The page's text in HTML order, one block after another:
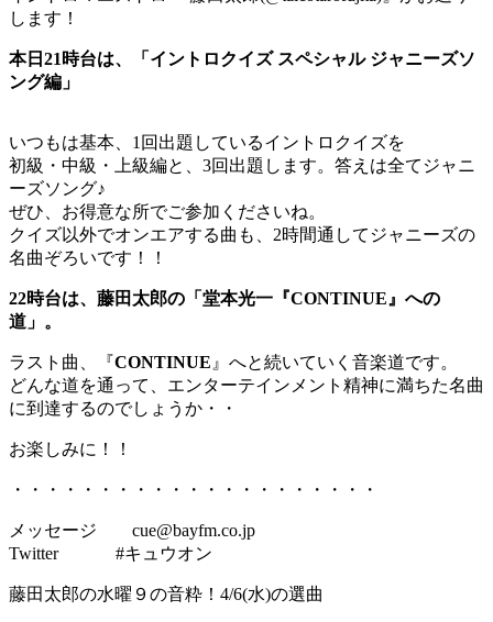
します！
本日21時台は、「イントロクイズ スペシャル ジャニーズソ
ング編」
いつもは基本、1回出題しているイントロクイズを
初級・中級・上級編と、3回出題します。答えは全てジャニ
ーズソング♪
ぜひ、お得意な所でご参加くださいね。
クイズ以外でオンエアする曲も、2時間通してジャニーズの
名曲ぞろいです！！
22時台は、藤田太郎の「堂本光一『CONTINUE』への
道」。
ラスト曲、『CONTINUE 』へと続いていく音楽道です。
どんな道を通って、エンターテインメント精神に満ちた名曲
に到達するのでしょうか・・
お楽しみに！！
・・・・・・・・・・・・・・・・・・・・・
メッセージ cue@bayfm.co.jp
Twitter #キュウオン
藤田太郎の水曜９の音粋！4/6(水)の選曲